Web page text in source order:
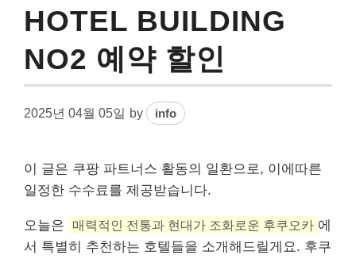
HOTEL BUILDING
NO2 예약 할인
2025년 04월 05일 by info
이 글은 쿠팡 파트너스 활동의 일환으로, 이에따른
일정한 수수료를 제공받습니다.
오늘은 매력적인 전통과 현대가 조화로운 후쿠오카 에
서 특별히 추천하는 호텔들을 소개해드릴게요. 후쿠